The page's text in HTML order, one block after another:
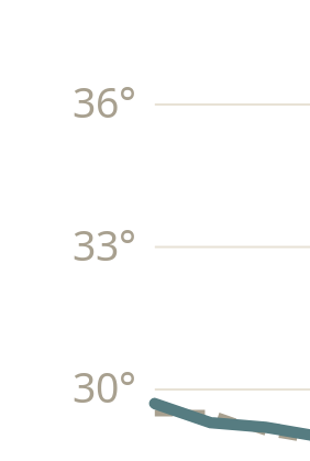
30°
33°
36°